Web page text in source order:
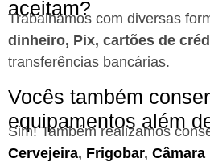
aceitam?
Trabalhamos com diversas
dinheiro, Pix, cartões de
transferências bancárias.
Vocês também
equipamentos além
Sim! Também realizamos
Cervejeira, Frigobar, Câmara